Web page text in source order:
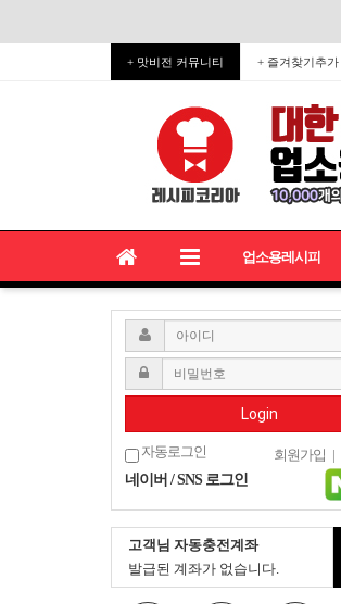
+ 맛비전 커뮤니티 + 즐겨찾기추가
업소용레시피
Login
자동로그인 회원가입 |
네이버 / SNS 로그인
고객님 자동충전계좌
발급된 계좌가 없습니다.